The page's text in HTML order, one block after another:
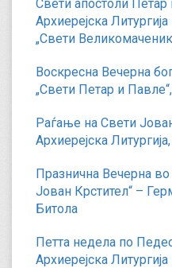
Свети апостоли
Архиерејска
„Свети
Воскресна Вечерна
„Свети Петар и
Раѓање на Свети
Архиерејска
Празнична Вечерна
Јован Крстител“ –
Битола
Петта недела по
Архиерејска